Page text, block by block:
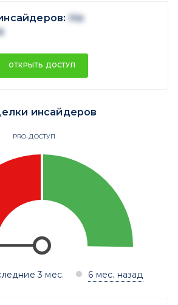
Не
ОТКРЫТЬ ДОСТУП
инсайдеров
PRO-ДОСТУП
3 мес. 6 мес. назад